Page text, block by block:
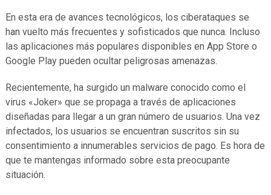
En esta era de avances tecnológicos, los ciberataques se
han vuelto más frecuentes y sofisticados que nunca. Incluso
las aplicaciones más populares disponibles en App Store o
Google Play pueden ocultar peligrosas amenazas.
Recientemente, ha surgido un malware conocido como el
virus «Joker» que se propaga a través de aplicaciones
diseñadas para llegar a un gran número de usuarios. Una vez
infectados, los usuarios se encuentran suscritos sin su
consentimiento a innumerables servicios de pago. Es hora de
que te mantengas informado sobre esta preocupante
situación.